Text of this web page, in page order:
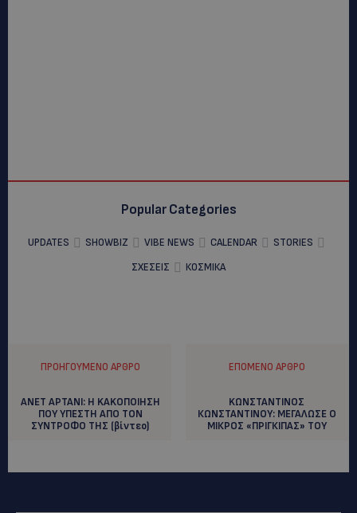
Popular Categories
UPDATES SHOWBIZ VIBE NEWS CALENDAR
STORIES
ΣΧΕΣΕΙΣ
ΚΟΣΜΙΚΑ
ΠΡΟΗΓΟΎΜΕΝΟ ΆΡΘΡΟ
ΑΝΕΤ ΑΡΤΑΝΙ: H KAKOΠΟΙΗΣΗ
ΠΟΥ ΥΠΕΣΤΗ ΑΠΟ ΤΟΝ
ΣΥΝΤΡΟΦΟ ΤΗΣ (βίντεο)
ΕΠΌΜΕΝΟ ΆΡΘΡΟ
KΩΝΣΤΑΝΤΙΝΟΣ
ΚΩΝΣΤΑΝΤΙΝΟΥ: ΜΕΓΑΛΩΣΕ Ο
ΜΙΚΡΟΣ «ΠΡΙΓΚΙΠΑΣ» ΤΟΥ